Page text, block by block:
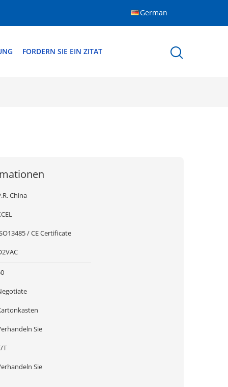
German
FORDERN SIE EIN ZITAT
China
/ CE Certificate
Sie
T
Sie